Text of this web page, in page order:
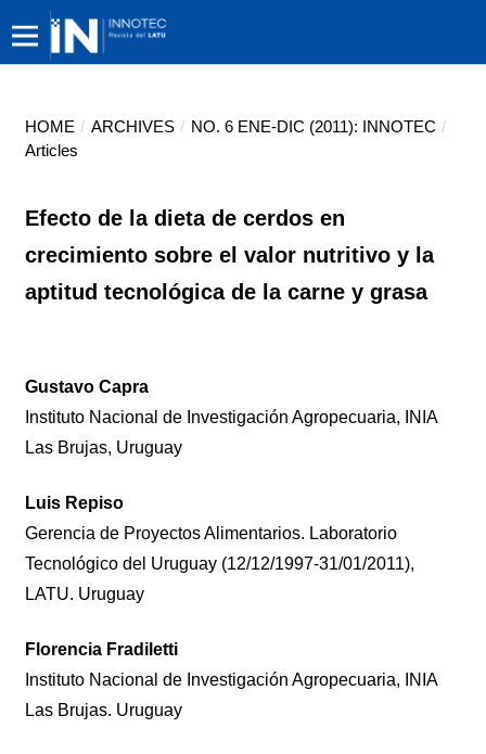
HOME / ARCHIVES / NO. 6 ENE-DIC (2011): INNOTEC /
Articles
Efecto de la dieta de cerdos en
crecimiento sobre el valor nutritivo y la
aptitud tecnológica de la carne y grasa
Gustavo Capra
Instituto Nacional de Investigación Agropecuaria, INIA
Las Brujas, Uruguay
Luis Repiso
Gerencia de Proyectos Alimentarios. Laboratorio
Tecnológico del Uruguay (12/12/1997-31/01/2011),
LATU. Uruguay
Florencia Fradiletti
Instituto Nacional de Investigación Agropecuaria, INIA
Las Brujas. Uruguay